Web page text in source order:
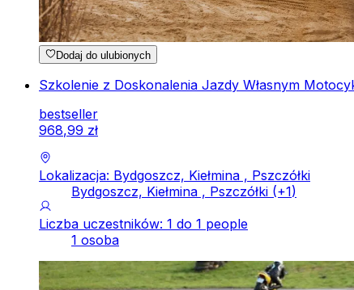
Dodaj do ulubionych
Szkolenie z Doskonalenia Jazdy Własnym
bestseller
968,99 zł
Lokalizacja: Bydgoszcz, Kiełmina , Pszczółki
Bydgoszcz, Kiełmina , Pszczółki (+1)
Liczba uczestników: 1 do 1 people
1 osoba